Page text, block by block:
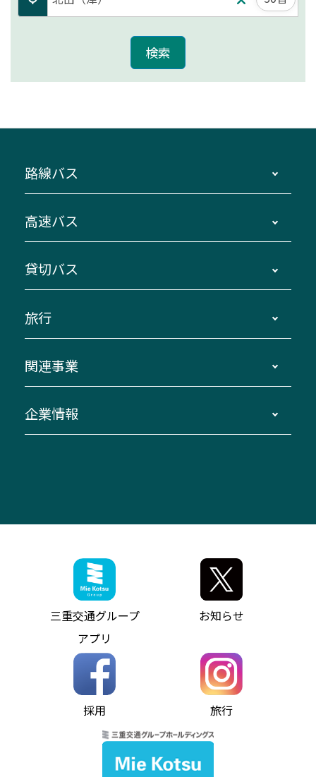
路線バス
主要停留所案内図・時刻表
路線バスのご利用方法
三重交通接近情報バスロケーションシステム
ダイヤ改正情報
迂回・休止について
臨時バスについて
伊勢二見鳥羽周遊バスCANばす
「みえブルーライン」（三重大学病院直通バ
神都ライナー
ミジュマルのラッピングバス（鈴鹿管内）
参宮バス
神都バス
パールシャトル
バス情報の見える化
コミュニティバス
バス・タクシー交通広告
異常事態発生時のお願い
高速バス
南紀・VISON～横浜・東京・埼玉
伊賀～名古屋
南紀～VISON～名古屋
湯の山温泉～名古屋
桑名・長島温泉・金城ふ頭駅～中部国際空港
（休止中）
お客様駐車場のご案内
アイコンの説明
インターネット予約
よくあるご質問
お問い合わせ
貸切バス
貸切バスのご利用について
お問い合わせ
旅行
貸切バス団体旅行
美し国周遊ばす
関連事業
自家用自動車車両運行管理
ザ・バスコレクション三重交通バスセット
三重交通公式グッズ
企業情報
ファンコーナー
お問い合わせ
お知らせ・最新情報一覧
ニュースリリース
お問い合わせ
個人情報保護方針
ソーシャルメディア運用ポリシー
ホームページのご利用にあたって
Notes for Using this Website
三重交通グループ
アプリ
お知らせ
採用 旅行